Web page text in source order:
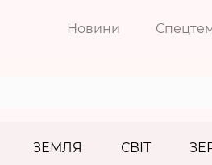
Новини
ЗЕМЛЯ СВІТ